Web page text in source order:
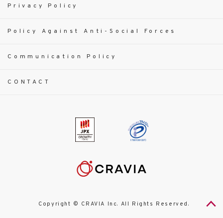
Privacy Policy
Policy Against Anti-Social Forces
Communication Policy
CONTACT
Copyright © CRAVIA Inc. All Rights Reserved.